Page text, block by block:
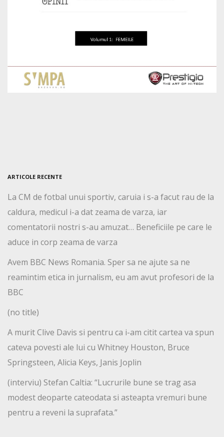
ARTICOLE RECENTE
La CM de fotbal unui sportiv, caruia i s-a facut rau de la
caldura, medicul i-a dat zeama de varza, iar
comentatorii nostri s-au amuzat… Beneficiile pe care le
aduce in corp zeama de varza
Avem BBC News Romania. Sper sa ne ajute sa ne
reamintim etica in jurnalism, eu am avut profesori de la
BBC
(no title)
A murit Clive Davis si pentru ca i-am citit cartea va spun
cateva povesti ale lui cu Whitney Houston, Bruce
Springsteen, Alicia Keys, Janis Joplin
(interviu) Stefan Caltia: “Lucrurile bune se trag asa
modest deoparte cateodata si asteapta vremuri bune
pentru a reveni la suprafata.”